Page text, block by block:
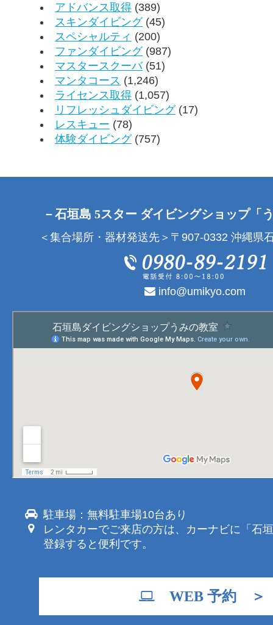
アドバンス取得 (389)
スキンダイビング(45)
スペシャルティ (200)
ファンダイビング(987)
マスタースクーバ(51)
マンタコース (1,246)
ライセンス取得 (1,057)
リフレッシュダイビング(17)
レスキュー (78)
体験ダイビング(757)
－石垣島 5スター ダイビングショップ「
＜集合場所・器材発送先＞〒907-0332 沖縄県
info@umikyo.com
駐車場：無料駐車場10台あり
レンタカーでご来店の方は、カーナビに「石
登録すると便利です。
WEB 予約 ＞